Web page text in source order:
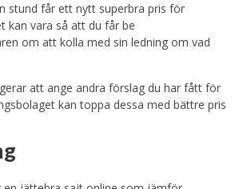
stund får ett nytt superbra pris för
kan vara så att du får be
om att kolla med sin ledning om vad
att ange andra förslag du har fått för
kan toppa dessa med bättre pris